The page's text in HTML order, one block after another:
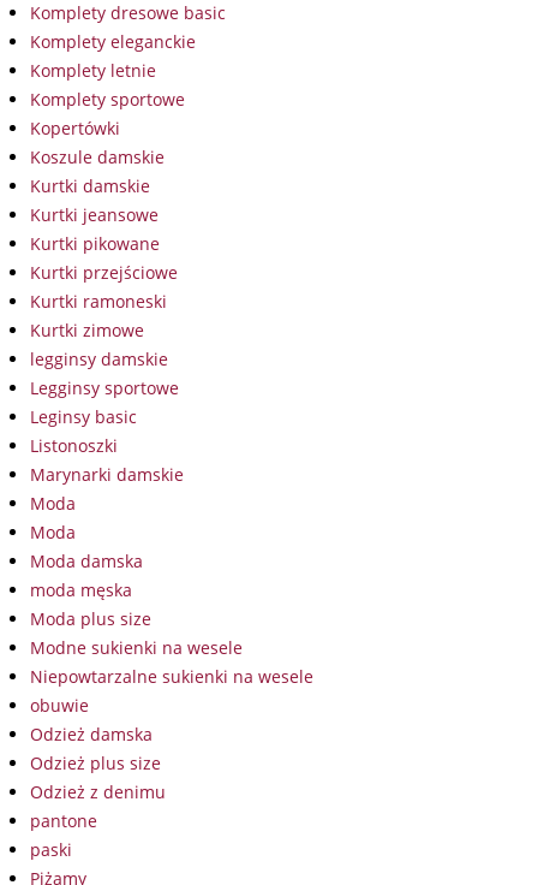
Komplety dresowe basic
Komplety eleganckie
Komplety letnie
Komplety sportowe
Kopertówki
Koszule damskie
Kurtki damskie
Kurtki jeansowe
Kurtki pikowane
Kurtki przejściowe
Kurtki ramoneski
Kurtki zimowe
legginsy damskie
Legginsy sportowe
Leginsy basic
Listonoszki
Marynarki damskie
Moda
Moda
Moda damska
moda męska
Moda plus size
Modne sukienki na wesele
Niepowtarzalne sukienki na wesele
obuwie
Odzież damska
Odzież plus size
Odzież z denimu
pantone
paski
Piżamy